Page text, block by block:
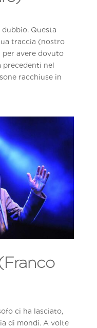
dubbio. Questa
traccia (nostro
per avere dovuto
precedenti nel
racchiuse in
ci ha lasciato,
di mondi. A volte